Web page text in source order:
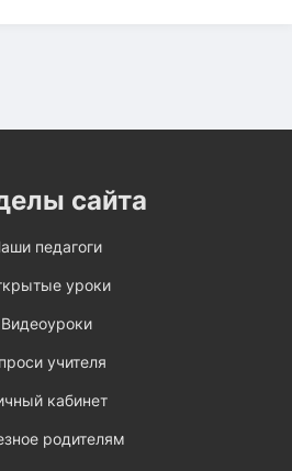
сайта
педагоги
уроки
Видеоуроки
учителя
кабинет
родителям